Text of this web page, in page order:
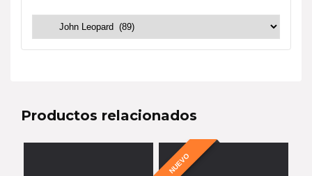
Productos relacionados
NUEVO